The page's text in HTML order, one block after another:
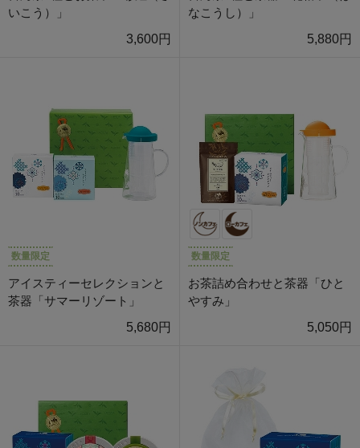
いこう）」
3,600円
なこうし）」
5,880円
数量限定
アイスティーセレクションと
茶器「サマーリゾート」
5,680円
数量限定
お茶詰め合わせと茶器「ひと
やすみ」
5,050円